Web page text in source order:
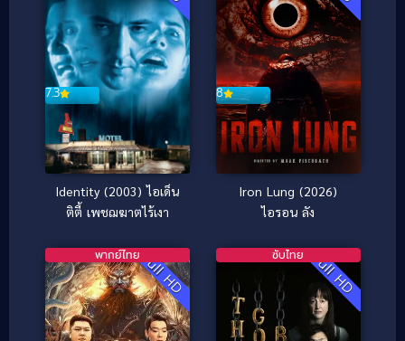
7.3
Identity (2003) ไอเด็น
ติตี้ เพชฌฆาตไร้เงา
8
Iron Lung (2026)
ไอรอน ลัง
Full HD
พากย์ไทย Full HD
ซับไทย